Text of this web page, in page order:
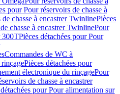
pour Pour réservoirs de chasse à
chasse à encastrer TwinlinePièces
chasse à encastrer TwinlinePour
300TPièces détachées pour Pour
Commandes de WC à
Pièces détachées pour
électronique du rinçagePour
de chasse à encastrer
pour Pour alimentation sur